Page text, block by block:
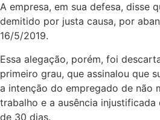
A empresa, em sua defesa, disse
demitido por justa causa, por
16/5/2019.
Essa alegação, porém, foi
primeiro grau, que assinalou que
a intenção do empregado de não
trabalho e a ausência
de 30 dias.